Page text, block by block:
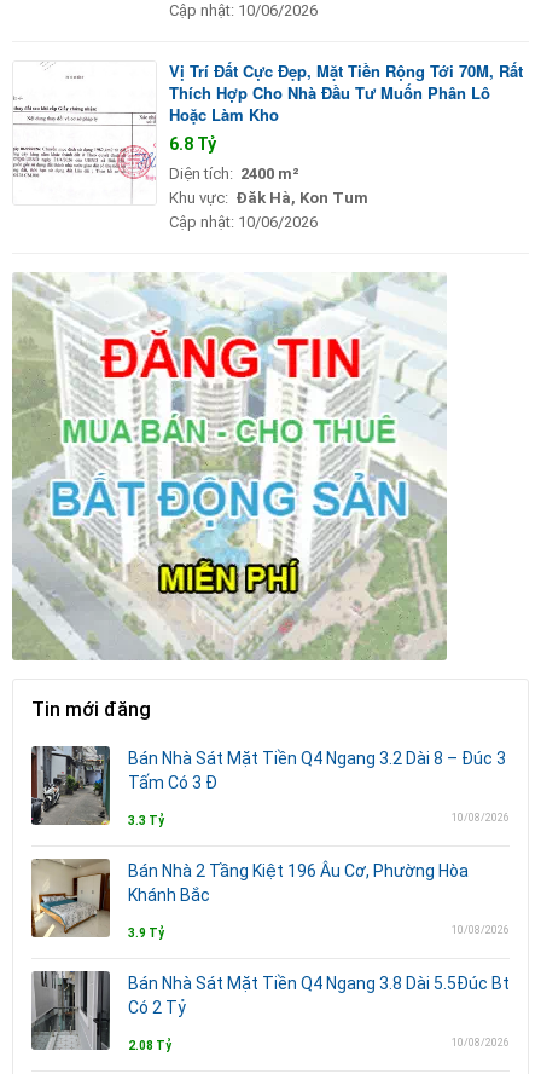
Cập nhật: 10/06/2026
Vị Trí Đất Cực Đẹp, Mặt Tiền Rộng Tới 70M, Rất
Thích Hợp Cho Nhà Đầu Tư Muốn Phân Lô
Hoặc Làm Kho
6.8 Tỷ
Diện tích: 2400 m²
Khu vực: Đăk Hà, Kon Tum
Cập nhật: 10/06/2026
Tin mới đăng
Bán Nhà Sát Mặt Tiền Q4 Ngang 3.2 Dài 8 – Đúc 3
Tấm Có 3 Đ
3.3 Tỷ 10/08/2026
Bán Nhà 2 Tầng Kiệt 196 Âu Cơ, Phường Hòa
Khánh Bắc
3.9 Tỷ 10/08/2026
Bán Nhà Sát Mặt Tiền Q4 Ngang 3.8 Dài 5.5Đúc Bt
Có 2 Tỷ
2.08 Tỷ 10/08/2026